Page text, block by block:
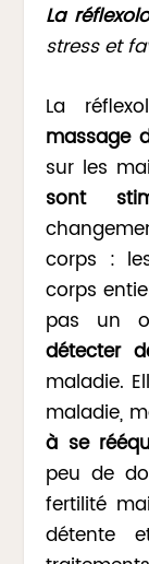
La
stress et
La
massage
sur les
sont
corps :
corps
pas un
détecter
maladie.
maladie,
à se
peu de
fertilité
détente